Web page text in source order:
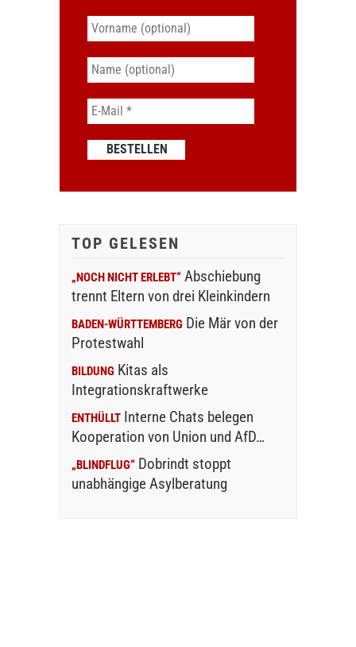
TOP GELESEN
„NOCH NICHT ERLEBT“ Abschiebung
trennt Eltern von drei Kleinkindern
BADEN-WÜRTTEMBERG Die Mär von der
Protestwahl
BILDUNG Kitas als
Integrationskraftwerke
ENTHÜLLT Interne Chats belegen
Kooperation von Union und AfD…
„BLINDFLUG“ Dobrindt stoppt
unabhängige Asylberatung